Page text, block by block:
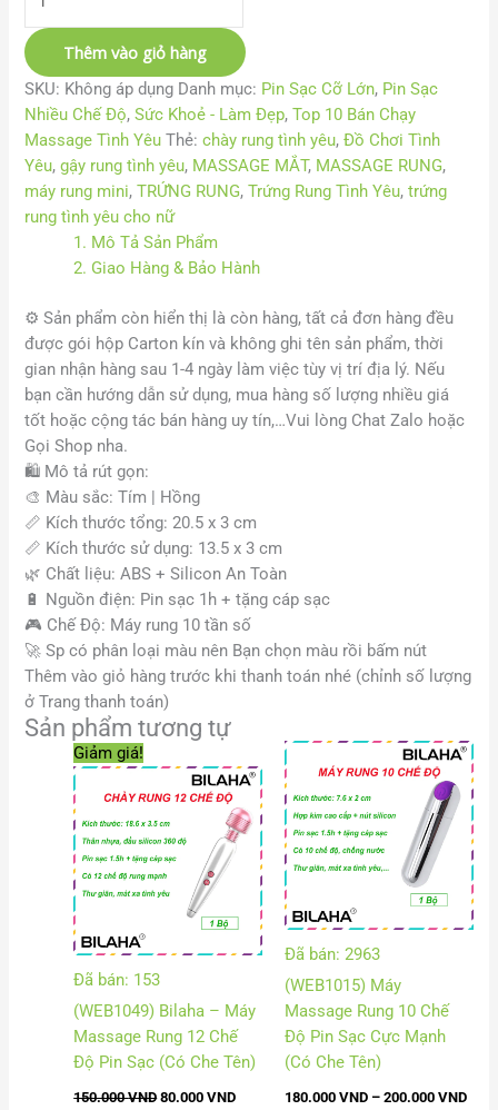
Thêm vào giỏ hàng
SKU: Không áp dụng Danh mục: Pin Sạc Cỡ Lớn, Pin Sạc
Nhiều Chế Độ,Sức Khoẻ - Làm Đẹp,Top 10 Bán Chạy
Massage Tình Yêu Thẻ:chày rung tình yêu,Đồ Chơi Tình
Yêu,gậy rung tình yêu, MASSAGE MẮT, MASSAGE RUNG,
máy rung mini,TRỨNG RUNG,Trứng Rung Tình Yêu,trứng
rung tình yêu cho nữ
1. Mô Tả Sản Phẩm
2. Giao Hàng & Bảo Hành
⚙️Sản phẩm còn hiển thị là còn hàng, tất cả đơn hàng đều
được gói hộp Carton kín và không ghi tên sản phẩm, thời
gian nhận hàng sau 1-4 ngày làm việc tùy vị trí địa lý. Nếu
bạn cần hướng dẫn sử dụng, mua hàng số lượng nhiều giá
tốt hoặc cộng tác bán hàng uy tín,…Vui lòng Chat Zalo hoặc
Gọi Shop nha.
🛍️ Mô tả rút gọn:
🎨 Màu sắc: Tím | Hồng
📏 Kích thước tổng: 20.5 x 3 cm
📏 Kích thước sử dụng: 13.5 x 3 cm
🌿 Chất liệu: ABS + Silicon An Toàn
🔋 Nguồn điện: Pin sạc 1h + tặng cáp sạc
🎮 Chế Độ: Máy rung 10 tần số
🚀 Sp có phân loại màu nên Bạn chọn màu rồi bấm nút
Thêm vào giỏ hàng trước khi thanh toán nhé (chỉnh số lượng
ở Trang thanh toán)
Sản phẩm tương tự
Giảm giá!
Đã bán: 153
(WEB1049) Bilaha – Máy
Massage Rung 12 Chế
Độ Pin Sạc (Có Che Tên)
150.000VND
gốc
150.000 VND.
80.000VND
hiện
tại
là:
80.000 VND.
Đã bán: 2963
(WEB1015) Máy
Massage Rung 10 Chế
Độ Pin Sạc Cực Mạnh
(Có Che Tên)
180.000 VND – 200.000 VND
giá:
từ
đến